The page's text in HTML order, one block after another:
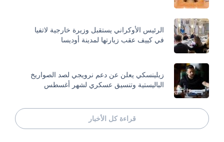
الرئيس الأوكراني يستقبل وزيرة خارجية لاتفيا
في كييف عقب زيارتها لمدينة أوديسا
زيلينسكي يعلن عن دعم نرويجي لصد الصواريخ
الباليستية وتنسيق عسكري لشهر أغسطس
قراءة كل الأخبار